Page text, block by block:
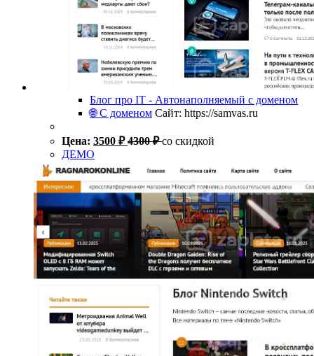
Блог про IT - Автонаполняемый с доменом
🌐 С доменом Сайт: https://samvas.ru
Цена: 3500 ₽ 4300₽ со скидкой
ДЕМО